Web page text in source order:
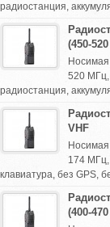
радиостанция,
(450-
520 МГц,
радиостанция,
VHF
174 МГц,
клавиатура, без GPS,
(400-